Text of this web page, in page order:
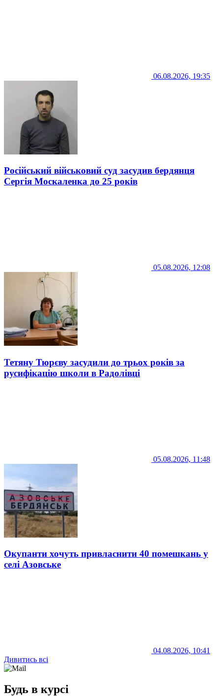
06.08.2026, 19:35
Російський військовий суд засудив бердянця
Сергія Москаленка до 25 років
05.08.2026, 12:08
Тетяну Тюрєву засудили до трьох років за
русифікацію школи в Радолівці
05.08.2026, 11:48
Окупанти хочуть привласнити 40 помешкань у
селі Азовське
04.08.2026, 10:41
Дивитись всі
Будь в курсі